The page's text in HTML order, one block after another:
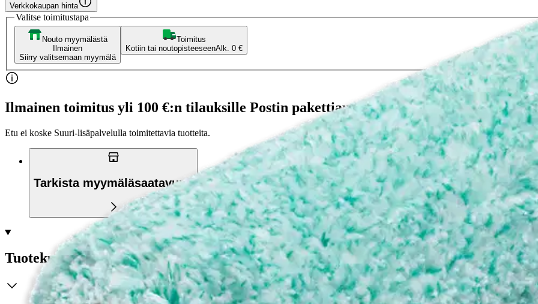
Verkkokaupan hinta
Valitse toimitustapa
Nouto myymälästä
Ilmainen
Siirry valitsemaan myymälä
Toimitus
Kotiin tai noutopisteeseenAlk. 0 €
Ilmainen toimitus yli 100 €:n tilauksille Postin pakettiautomaattiin tai
Etu ei koske Suuri‑lisäpalvelulla toimitettavia tuotteita.
Tarkista myymäläsaatavuus
Tuotekuvaus